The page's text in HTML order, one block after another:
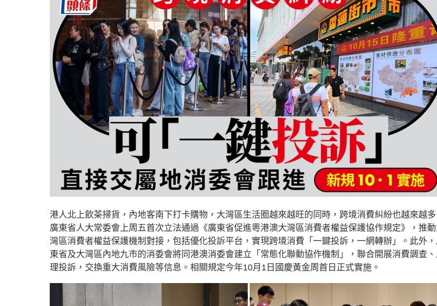
港人北上飲茶掃貨，內地客南下打卡購物，大灣區生活圈越來越旺的同時，跨境消費糾紛也越來越
廣東省人大常委會上周五首次立法通過《廣東省促進粵港澳大灣區消費者權益保護協作規定》，推
灣區消費者權益保護機制對接，包括優化投訴平台，實現跨境消費「一鍵投訴，一網轉辦」。此外
東省及大灣區內地九市的消委會將同港澳消委會建立「常態化聯動協作機制」，聯合開展消費調查
理投訴，交換重大消費風險等信息。相關規定今年10月1日國慶黃金周首日正式實施。